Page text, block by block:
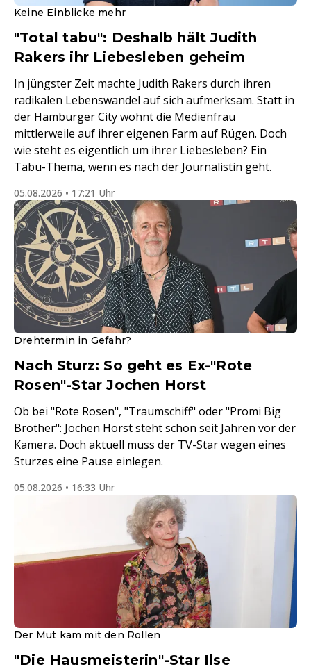
Keine Einblicke mehr
"Total tabu": Deshalb hält Judith
Rakers ihr Liebesleben geheim
In jüngster Zeit machte Judith Rakers durch ihren
radikalen Lebenswandel auf sich aufmerksam. Statt in
der Hamburger City wohnt die Medienfrau
mittlerweile auf ihrer eigenen Farm auf Rügen. Doch
wie steht es eigentlich um ihrer Liebesleben? Ein
Tabu-Thema, wenn es nach der Journalistin geht.
05.08.2026 • 17:21 Uhr
Drehtermin in Gefahr?
Nach Sturz: So geht es Ex-"Rote
Rosen"-Star Jochen Horst
Ob bei "Rote Rosen", "Traumschiff" oder "Promi Big
Brother": Jochen Horst steht schon seit Jahren vor der
Kamera. Doch aktuell muss der TV-Star wegen eines
Sturzes eine Pause einlegen.
05.08.2026 • 16:33 Uhr
Der Mut kam mit den Rollen
"Die Hausmeisterin"-Star Ilse